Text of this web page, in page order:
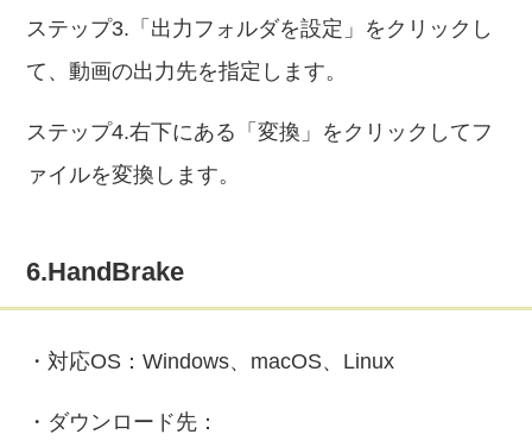
ステップ3.「出力フォルダを設定」をクリックし
て、動画の出力先を指定します。
ステップ4.右下にある「変換」をクリックしてフ
ァイルを変換します。
6.HandBrake
・対応OS：Windows、macOS、Linux
・ダウンロード先：